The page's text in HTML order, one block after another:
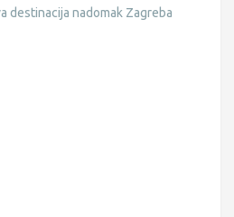
destinacija nadomak Zagreba